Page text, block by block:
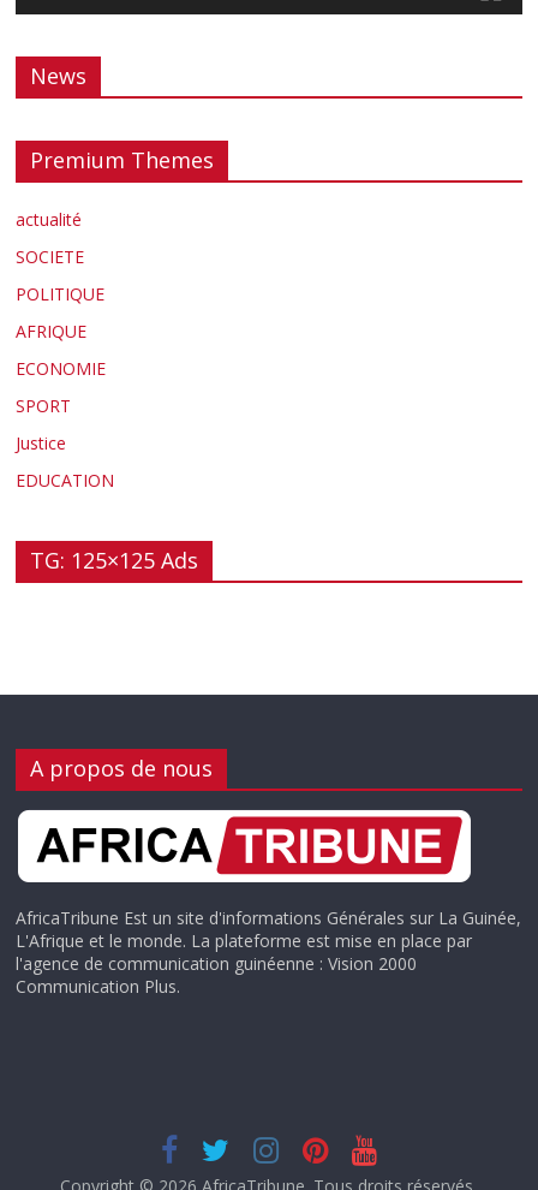
News
Premium Themes
actualité
SOCIETE
POLITIQUE
AFRIQUE
ECONOMIE
SPORT
Justice
EDUCATION
TG: 125×125 Ads
A propos de nous
AfricaTribune Est un site d'informations Générales sur La Guinée,
L'Afrique et le monde. La plateforme est mise en place par
l'agence de communication guinéenne : Vision 2000
Communication Plus.